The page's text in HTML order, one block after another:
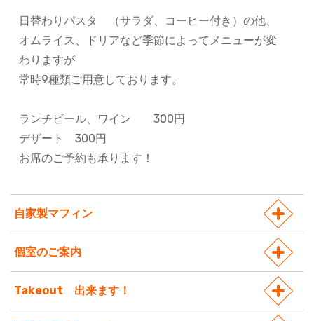
日替わりパスタ （サラダ、コーヒー付き）の他、
オムライス、ドリアなど季節によってメニューが変
わりますが
常時9種類ご用意しております。
ランチビール、ワイン 300円
デザート 300円
お席のご予約も承ります！
自家製マフィン
個室のご案内
Takeout 出来ます！